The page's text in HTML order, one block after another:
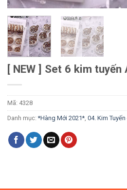
[ NEW ] Set 6 kim tuyến
Mã: 4328
Danh mục:*Hàng Mới 2021* 04. Kim